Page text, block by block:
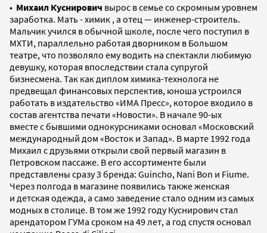
• Михаил Куснирович вырос в семье со скромным уровнем
заработка. Мать - химик , а отец — инженер-строитель.
Мальчик учился в обычной школе, после чего поступил в
МХТИ, параллельно работая дворником в Большом
театре, что позволяло ему водить на спектакли любимую
девушку, которая впоследствии стала супругой
бизнесмена. Так как диплом химика-технолога не
предвещал финансовых перспектив, юноша устроился
работать в издательство «ИМА Пресс», которое входило в
состав агентства печати «Новости». В начале 90-ых
вместе с бывшими однокурсниками основал «Московский
международный дом «Восток и Запад». В марте 1992 года
Михаил с друзьями открыли свой первый магазин в
Петровском пассаже. В его ассортименте были
представлены сразу 3 бренда: Guincho, Nani Bon и Fiume.
Через полгода в магазине появились также женская
и детская одежда, а само заведение стало одним из самых
модных в столице. В том же 1992 году Куснирович стал
арендатором ГУМа сроком на 49 лет, а год спустя основал